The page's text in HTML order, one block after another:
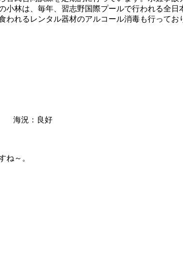
林は、毎年、習志野国際プールで行われる全
れるレンタル器材のアルコール消毒も行ってお
海況：良好
ね～。